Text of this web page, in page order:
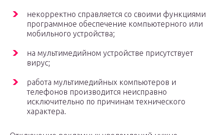
некорректно справляется со своими функциями
программное обеспечение компьютерного или
мобильного устройства;
на мультимедийном устройстве присутствует
вирус;
работа мультимедийных компьютеров и
телефонов производится неисправно
исключительно по причинам технического
характера.